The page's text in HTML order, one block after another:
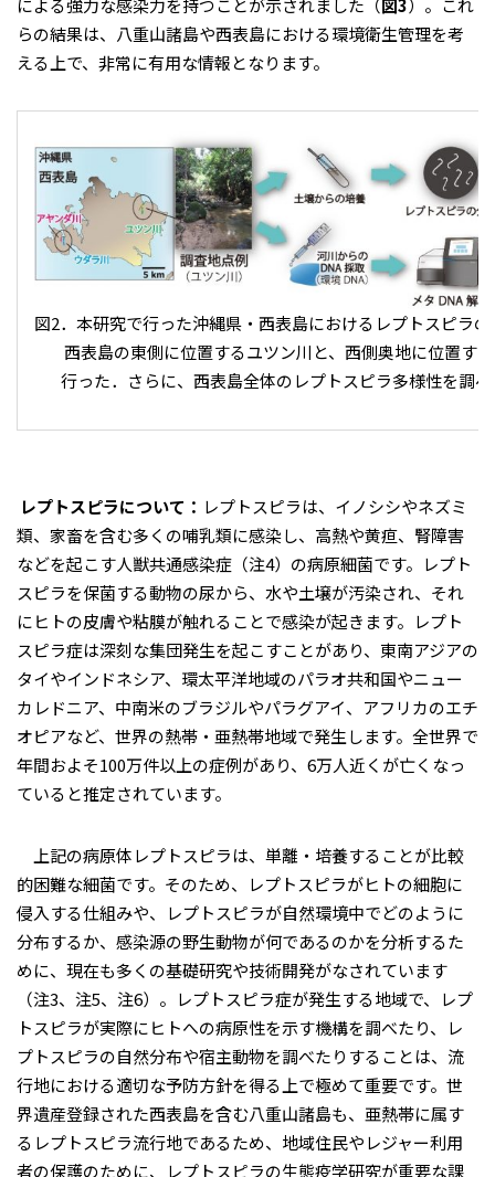
による強力な感染力を持つことが示されました（図3）。これ
らの結果は、八重山諸島や西表島における環境衛生管理を考
える上で、非常に有用な情報となります。
図2．本研究で行った沖縄県・西表島におけるレプトスピラ
西表島の東側に位置するユツン川と、西側奥地に位置す
行った．さらに、西表島全体のレプトスピラ多様性を調
レプトスピラについて： レプトスピラは、イノシシやネズミ
類、家畜を含む多くの哺乳類に感染し、高熱や黄疸、腎障害
などを起こす人獣共通感染症（注4）の病原細菌です。レプト
スピラを保菌する動物の尿から、水や土壌が汚染され、それ
にヒトの皮膚や粘膜が触れることで感染が起きます。レプト
スピラ症は深刻な集団発生を起こすことがあり、東南アジアの
タイやインドネシア、環太平洋地域のパラオ共和国やニュー
カレドニア、中南米のブラジルやパラグアイ、アフリカのエチ
オピアなど、世界の熱帯・亜熱帯地域で発生します。全世界で
年間およそ100万件以上の症例があり、6万人近くが亡くなっ
ていると推定されています。
上記の病原体レプトスピラは、単離・培養することが比較
的困難な細菌です。そのため、レプトスピラがヒトの細胞に
侵入する仕組みや、レプトスピラが自然環境中でどのように
分布するか、感染源の野生動物が何であるのかを分析するた
めに、現在も多くの基礎研究や技術開発がなされています
（注3、注5、注6）。レプトスピラ症が発生する地域で、レプ
トスピラが実際にヒトへの病原性を示す機構を調べたり、レ
プトスピラの自然分布や宿主動物を調べたりすることは、流
行地における適切な予防方針を得る上で極めて重要です。世
界遺産登録された西表島を含む八重山諸島も、亜熱帯に属す
るレプトスピラ流行地であるため、地域住民やレジャー利用
者の保護のために、レプトスピラの生態疫学研究が重要な課